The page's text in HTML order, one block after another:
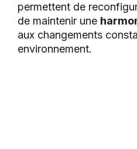
permettent de
de maintenir une
aux changements
environnement.